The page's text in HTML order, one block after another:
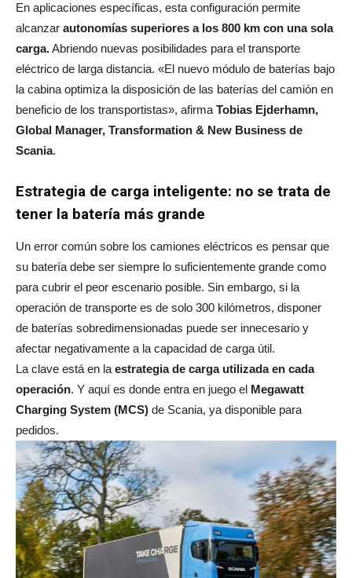
En aplicaciones específicas, esta configuración permite
alcanzar autonomías superiores a los 800 km con una sola
carga.Abriendo nuevas posibilidades para el transporte
eléctrico de larga distancia. «El nuevo módulo de baterías bajo
la cabina optimiza la disposición de las baterías del camión en
beneficio de los transportistas», afirma Tobias Ejderhamn,
Global Manager, Transformation & New Business de
Scania.
Estrategia de carga inteligente: no se trata de
tener la batería más grande
Un error común sobre los camiones eléctricos es pensar que
su batería debe ser siempre lo suficientemente grande como
para cubrir el peor escenario posible. Sin embargo, si la
operación de transporte es de solo 300 kilómetros, disponer
de baterías sobredimensionadas puede ser innecesario y
afectar negativamente a la capacidad de carga útil.
La clave está en la estrategia de carga utilizada en cada
operación. Y aquí es donde entra en juego el Megawatt
Charging System (MCS) de Scania, ya disponible para
pedidos.